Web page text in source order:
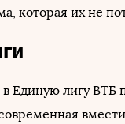
которая их не
Единую лигу ВТБ